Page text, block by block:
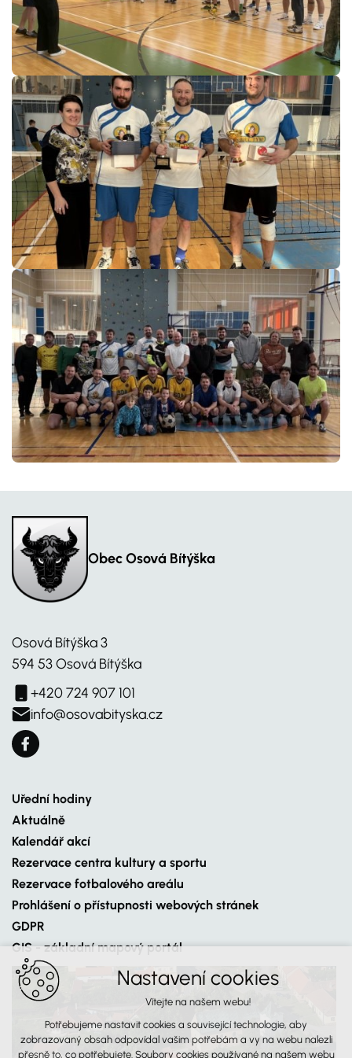
Obec Osová Bítýška
Osová Bítýška 3
594 53 Osová Bítýška
+420 724 907 101
info@osovabityska.cz
Uřední hodiny
Aktuálně
Kalendář akcí
Rezervace centra kultury a sportu
Rezervace fotbalového areálu
Prohlášení o přístupnosti webových stránek
GDPR
GIS - základní mapový portál
Nastavení cookies
Vítejte na našem webu!
Potřebujeme nastavit cookies a související technologie, aby
zobrazovaný obsah odpovídal vašim potřebám a vy na webu nalezli
přesně to, co potřebujete. Soubory cookies používané na našem webu